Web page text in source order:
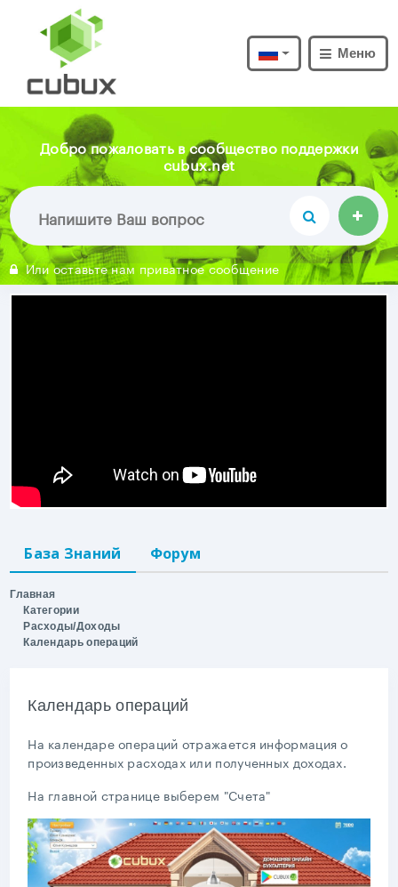
Меню
Добро пожаловать в сообщество поддержки
cubux.net
Или оставьте нам приватное сообщение
База Знаний Форум
Главная
Категории
Расходы/Доходы
Календарь операций
Календарь операций
На календаре операций отражается информация о
произведенных расходах или полученных доходах.
На главной странице выберем "Счета"